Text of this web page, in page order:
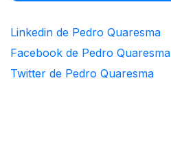
Linkedin de Pedro Quaresma
Facebook de Pedro Quaresma
Twitter de Pedro Quaresma